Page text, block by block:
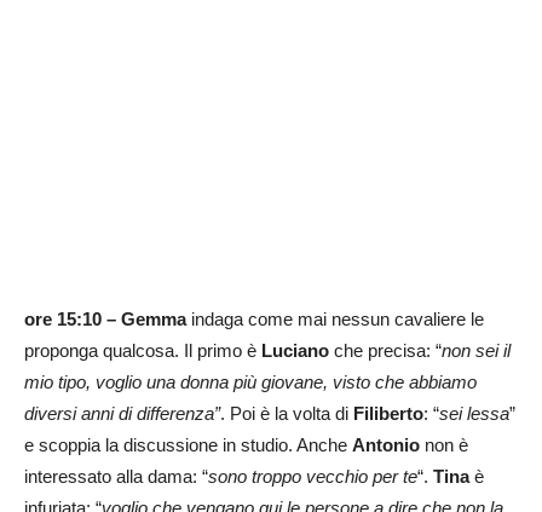
ore 15:10 – Gemmaindaga come mai nessun cavaliere le
proponga qualcosa. Il primo è Luciano che precisa: “non sei il
mio tipo, voglio una donna più giovane, visto che abbiamo
diversi anni di differenza”. Poi è la volta di Filiberto: “sei lessa”
e scoppia la discussione in studio. Anche Antonio non è
interessato alla dama: “sono troppo vecchio per te“. Tinaè